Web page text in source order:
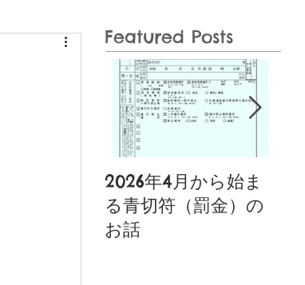
Featured Posts
2026年4月から始ま
る青切符（罰金）の
お話